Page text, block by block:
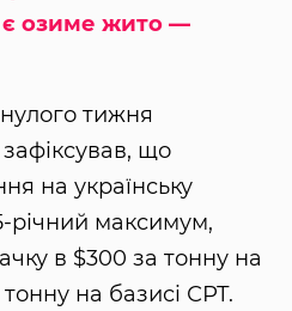
є озиме жито —
тижня
що
на українську
річний максимум,
в $300 за тонну на
тонну на базисі СРТ.